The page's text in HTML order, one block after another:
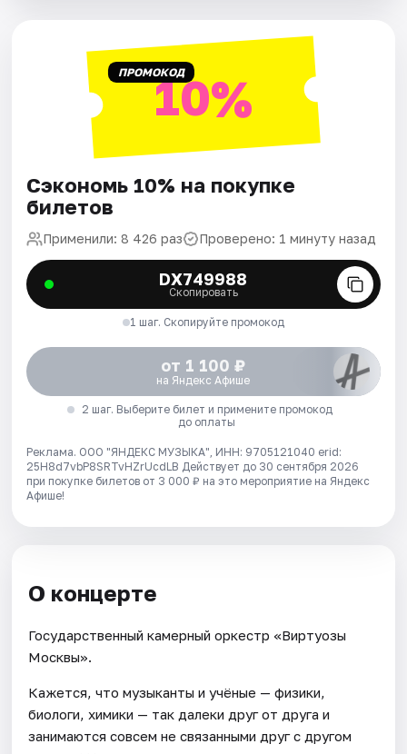
ПРОМОКОД10%
Сэкономь 10% на покупке
билетов
Применили: 8 426 раз Проверено: 1 минуту назад
DX749988
Скопировать
1 шаг. Скопируйте промокод
от 1 100 ₽
на Яндекс Афише
2 шаг. Выберите билет и примените промокод
до оплаты
Реклама. ООО "ЯНДЕКС МУЗЫКА", ИНН: 9705121040 erid:
25H8d7vbP8SRTvHZrUcdLB Действует до 30 сентября 2026
при покупке билетов от 3 000 ₽ на это мероприятие на Яндекс
Афише!
О концерте
Государственный камерный оркестр «Виртуозы
Москвы».
Кажется, что музыканты и учёные — физики,
биологи, химики — так далеки друг от друга и
занимаются совсем не связанными друг с другом